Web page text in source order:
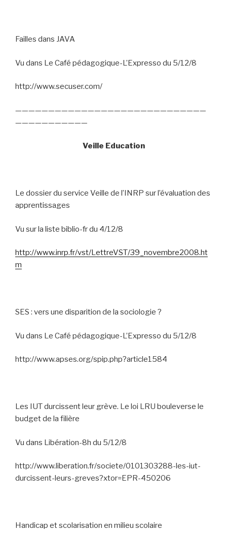
Failles dans JAVA
Vu dans Le Café pédagogique-L’Expresso du 5/12/8
http://www.secuser.com/
—————————————————————————————
———————————
Veille Education
Le dossier du service Veille de l’INRP sur l’évaluation des
apprentissages
Vu sur la liste biblio-fr du 4/12/8
http://www.inrp.fr/vst/LettreVST/39_novembre2008.ht
m
SES : vers une disparition de la sociologie ?
Vu dans Le Café pédagogique-L’Expresso du 5/12/8
http://www.apses.org/spip.php?article1584
Les IUT durcissent leur grève. Le loi LRU bouleverse le
budget de la filière
Vu dans Libération-8h du 5/12/8
http://www.liberation.fr/societe/0101303288-les-iut-
durcissent-leurs-greves?xtor=EPR-450206
Handicap et scolarisation en milieu scolaire